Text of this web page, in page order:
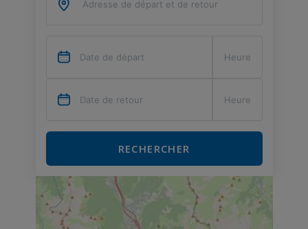
RECHERCHER